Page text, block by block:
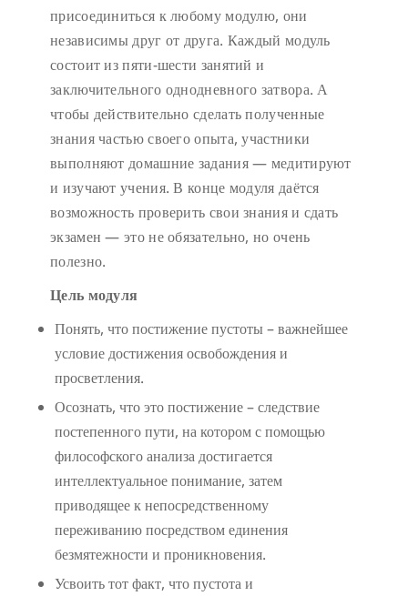
присоединиться к любому модулю, они
независимы друг от друга. Каждый модуль
состоит из пяти-шести занятий и
заключительного однодневного затвора. А
чтобы действительно сделать полученные
знания частью своего опыта, участники
выполняют домашние задания — медитируют
и изучают учения. В конце модуля даётся
возможность проверить свои знания и сдать
экзамен — это не обязательно, но очень
полезно.
Цель модуля
Понять, что постижение пустоты – важнейшее
условие достижения освобождения и
просветления.
Осознать, что это постижение – следствие
постепенного пути, на котором с помощью
философского анализа достигается
интеллектуальное понимание, затем
приводящее к непосредственному
переживанию посредством единения
безмятежности и проникновения.
Усвоить тот факт, что пустота и